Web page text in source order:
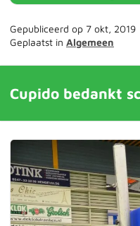
Gepubliceerd op 7 okt, 2019
Geplaatst in Algemeen
Cupido bedankt